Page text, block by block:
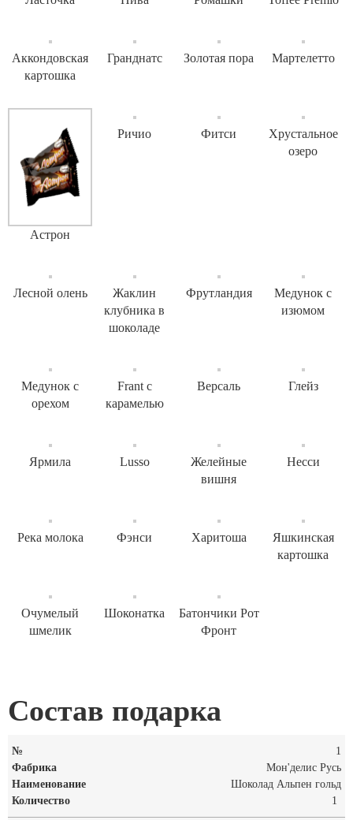
Аккондовская
картошка
Гранднатс Золотая пора Мартелетто
Астрон
Ричио Фитси
Хрустальное
озеро
Лесной олень
Жаклин
клубника в
шоколаде
Фрутландия
Медунок с
изюмом
Медунок с
орехом
Frant с
карамелью
Версаль Глейз
Ярмила Lusso
Желейные
вишня
Несси
Река молока Фэнси Харитоша
Яшкинская
картошка
Очумелый
шмелик
Шоконатка
Батончики Рот
Фронт
Состав подарка
1
Мон'делис Русь
Шоколад Альпен гольд
1